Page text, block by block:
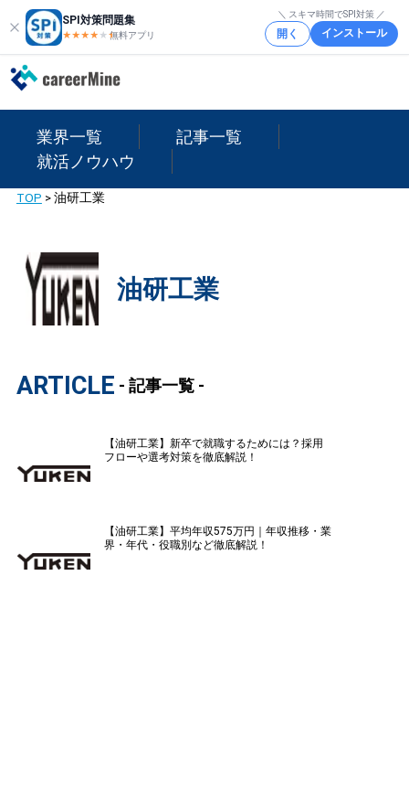
SPI対策問題集
★★★★ ★★
無料アプリ
＼ スキマ時間でSPI対策 ／
開く インストール
業界一覧
記事一覧
就活ノウハウ
TOP >油研工業
油研工業
ARTICLE - 記事一覧 -
【油研工業】新卒で就職するためには？採用
フローや選考対策を徹底解説！
【油研工業】平均年収575万円｜年収推移・業
界・年代・役職別など徹底解説！